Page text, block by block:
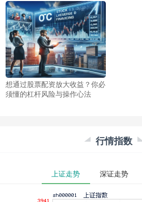
想通过股票配资放大收益？你必
须懂的杠杆风险与操作心法
行情指数
上证走势 深证走势